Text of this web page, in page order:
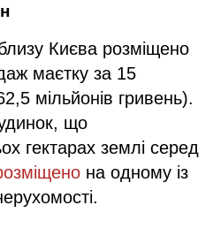
Києва розміщено
маєтку за 15
мільйонів гривень).
що
гектарах землі серед
на одному із